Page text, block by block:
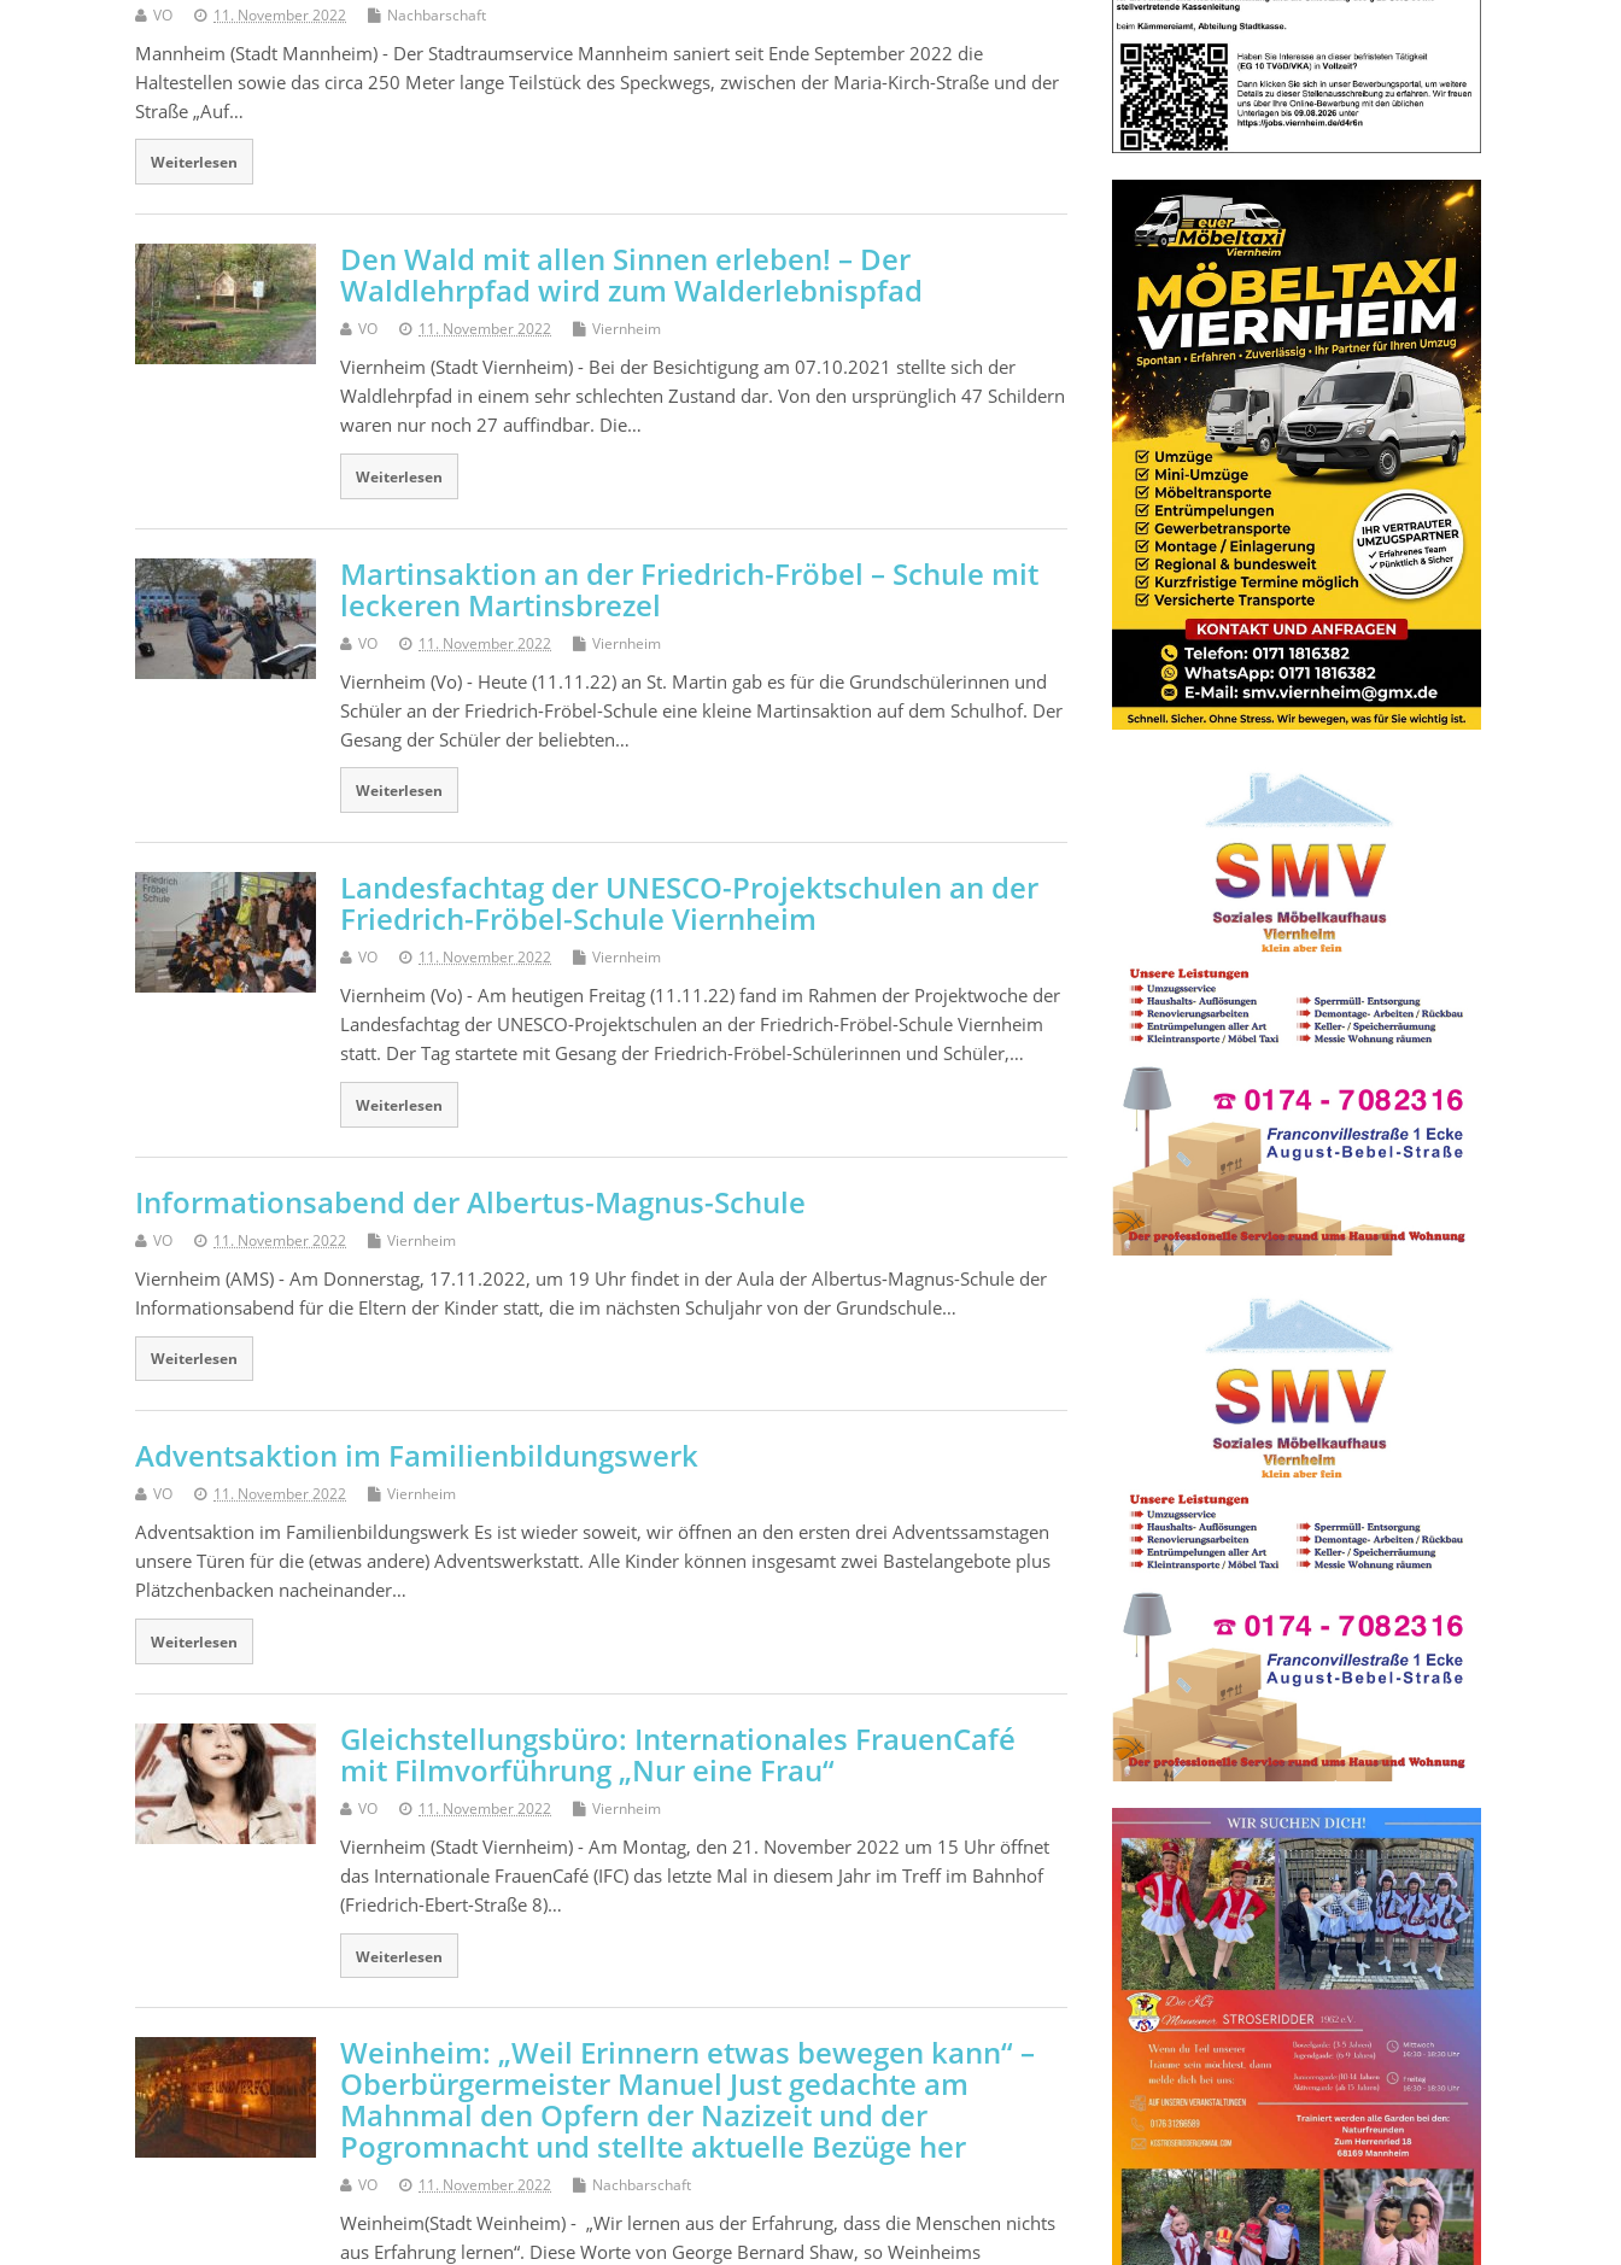
VO 11. November 2022 Nachbarschaft
Mannheim (Stadt Mannheim) - Der Stadtraumservice Mannheim saniert seit Ende September 2022 die
Haltestellen sowie das circa 250 Meter lange Teilstück des Speckwegs, zwischen der Maria-Kirch-Straße und der
Straße „Auf…
Weiterlesen
Den Wald mit allen Sinnen erleben! – Der
Waldlehrpfad wird zum Walderlebnispfad
VO 11. November 2022 Viernheim
Viernheim (Stadt Viernheim) - Bei der Besichtigung am 07.10.2021 stellte sich der
Waldlehrpfad in einem sehr schlechten Zustand dar. Von den ursprünglich 47 Schildern
waren nur noch 27 auffindbar. Die…
Weiterlesen
Martinsaktion an der Friedrich-Fröbel – Schule mit
leckeren Martinsbrezel
VO 11. November 2022 Viernheim
Viernheim (Vo) - Heute (11.11.22) an St. Martin gab es für die Grundschülerinnen und
Schüler an der Friedrich-Fröbel-Schule eine kleine Martinsaktion auf dem Schulhof. Der
Gesang der Schüler der beliebten…
Weiterlesen
Landesfachtag der UNESCO-Projektschulen an der
Friedrich-Fröbel-Schule Viernheim
VO 11. November 2022 Viernheim
Viernheim (Vo) - Am heutigen Freitag (11.11.22) fand im Rahmen der Projektwoche der
Landesfachtag der UNESCO-Projektschulen an der Friedrich-Fröbel-Schule Viernheim
statt. Der Tag startete mit Gesang der Friedrich-Fröbel-Schülerinnen und Schüler,…
Weiterlesen
Informationsabend der Albertus-Magnus-Schule
VO 11. November 2022 Viernheim
Viernheim (AMS) - Am Donnerstag, 17.11.2022, um 19 Uhr findet in der Aula der Albertus-Magnus-Schule der
Informationsabend für die Eltern der Kinder statt, die im nächsten Schuljahr von der Grundschule…
Weiterlesen
Adventsaktion im Familienbildungswerk
VO 11. November 2022 Viernheim
Adventsaktion im Familienbildungswerk Es ist wieder soweit, wir öffnen an den ersten drei Adventssamstagen
unsere Türen für die (etwas andere) Adventswerkstatt. Alle Kinder können insgesamt zwei Bastelangebote plus
Plätzchenbacken nacheinander…
Weiterlesen
Gleichstellungsbüro: Internationales FrauenCafé
mit Filmvorführung „Nur eine Frau“
VO 11. November 2022 Viernheim
Viernheim (Stadt Viernheim) - Am Montag, den 21. November 2022 um 15 Uhr öffnet
das Internationale FrauenCafé (IFC) das letzte Mal in diesem Jahr im Treff im Bahnhof
(Friedrich-Ebert-Straße 8)…
Weiterlesen
Weinheim: „Weil Erinnern etwas bewegen kann“ –
Oberbürgermeister Manuel Just gedachte am
Mahnmal den Opfern der Nazizeit und der
Pogromnacht und stellte aktuelle Bezüge her
VO 11. November 2022 Nachbarschaft
Weinheim(Stadt Weinheim) - „Wir lernen aus der Erfahrung, dass die Menschen nichts
aus Erfahrung lernen“. Diese Worte von George Bernard Shaw, so Weinheims